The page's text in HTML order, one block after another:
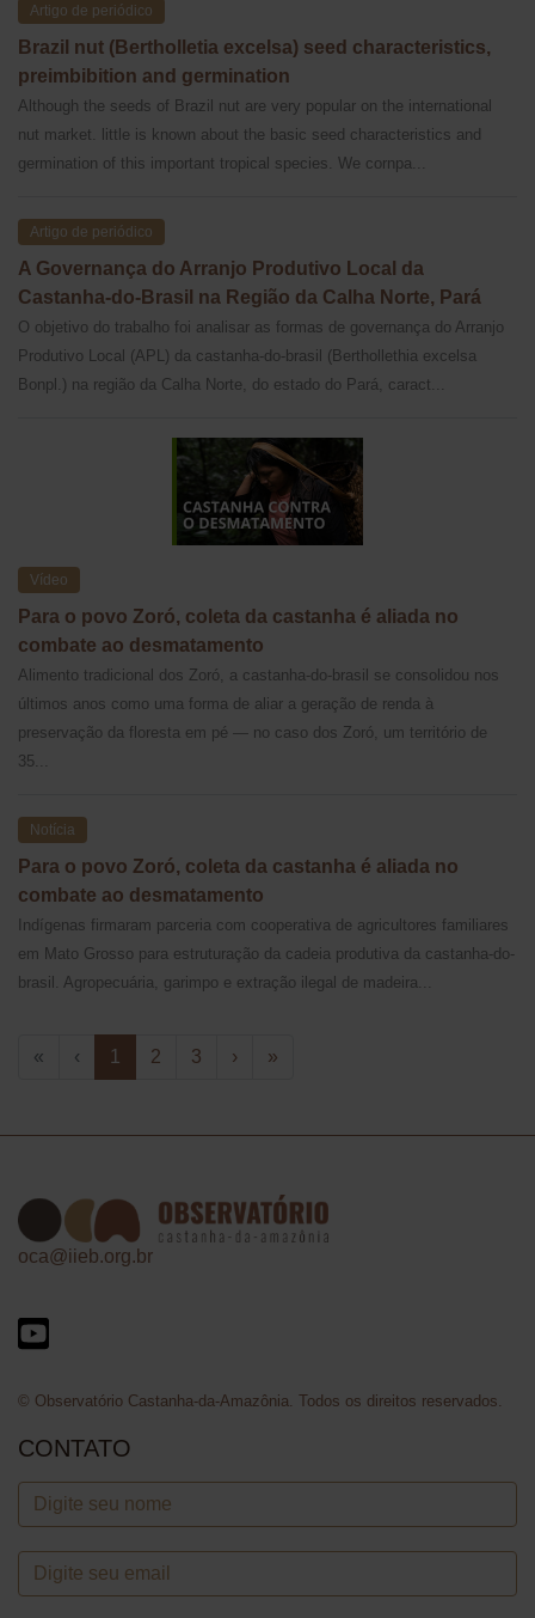
Artigo de periódico
Brazil nut (Bertholletia excelsa) seed characteristics,
preimbibition and germination
Although the seeds of Brazil nut are very popular on the international
nut market. little is known about the basic seed characteristics and
germination of this important tropical species. We cornpa...
Artigo de periódico
A Governança do Arranjo Produtivo Local da
Castanha-do-Brasil na Região da Calha Norte, Pará
O objetivo do trabalho foi analisar as formas de governança do Arranjo
Produtivo Local (APL) da castanha-do-brasil (Berthollethia excelsa
Bonpl.) na região da Calha Norte, do estado do Pará, caract...
Vídeo
Para o povo Zoró, coleta da castanha é aliada no
combate ao desmatamento
Alimento tradicional dos Zoró, a castanha-do-brasil se consolidou nos
últimos anos como uma forma de aliar a geração de renda à
preservação da floresta em pé — no caso dos Zoró, um território de
35...
Notícia
Para o povo Zoró, coleta da castanha é aliada no
combate ao desmatamento
Indígenas firmaram parceria com cooperativa de agricultores familiares
em Mato Grosso para estruturação da cadeia produtiva da castanha-do-
brasil. Agropecuária, garimpo e extração ilegal de madeira...
« ‹ 1 2 3 › »
oca@iieb.org.br
© Observatório Castanha-da-Amazônia. Todos os direitos reservados.
CONTATO